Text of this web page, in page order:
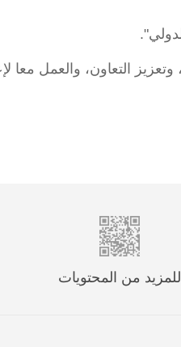
التعاون، والعمل معا
للمزيد من المحتويات